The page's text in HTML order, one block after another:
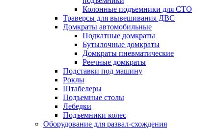
Колонные подъемники для СТО
Траверсы для вывешивания ДВС
Домкраты автомобильные
Подкатные домкраты
Бутылочные домкраты
Домкраты пневматические
Реечные домкраты
Подставки под машину
Роклы
Штабелеры
Подъемные столы
Лебедки
Подъемники колес
Оборудование для развал-схождения